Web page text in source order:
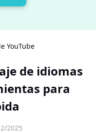
YouTube
de idiomas
para
2025